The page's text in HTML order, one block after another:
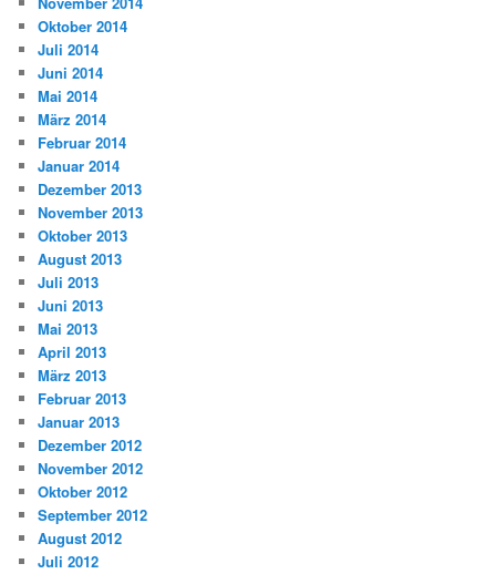
Oktober 2014
Juli 2014
Juni 2014
Mai 2014
März 2014
Februar 2014
Januar 2014
Dezember 2013
November 2013
Oktober 2013
August 2013
Juli 2013
Juni 2013
Mai 2013
April 2013
März 2013
Februar 2013
Januar 2013
Dezember 2012
November 2012
Oktober 2012
September 2012
August 2012
Juli 2012